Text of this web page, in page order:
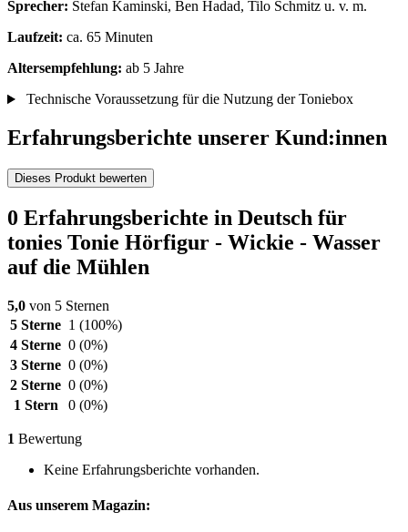
Sprecher: Stefan Kaminski, Ben Hadad, Tilo Schmitz u. v. m.
Laufzeit: ca. 65 Minuten
Altersempfehlung: ab 5 Jahre
Technische Voraussetzung für die Nutzung der Toniebox
Erfahrungsberichte unserer Kund:innen
Dieses Produkt bewerten
0 Erfahrungsberichte in Deutsch für
tonies Tonie Hörfigur - Wickie - Wasser
auf die Mühlen
5,0 von 5 Sternen
5 Sterne 1 (100%)
4 Sterne 0 (0%)
3 Sterne 0 (0%)
2 Sterne 0 (0%)
1 Stern
0 (0%)
1 Bewertung
Keine Erfahrungsberichte vorhanden.
Aus unserem Magazin: